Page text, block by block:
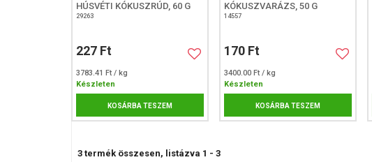
HÚSVÉTI KÓKUSZRÚD, 60 G
29263
227 Ft
3783.41 Ft / kg
Készleten
KOSÁRBA TESZEM
KÓKUSZVARÁZS, 50 G
14557
170 Ft
3400.00 Ft / kg
Készleten
KOSÁRBA TESZEM
3 termék összesen, listázva 1 - 3